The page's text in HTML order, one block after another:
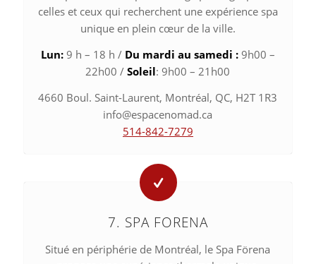
celles et ceux qui recherchent une expérience spa
unique en plein cœur de la ville.
Lun:9 h – 18 h / Du mardi au samedi :9h00 –
22h00 /Soleil: 9h00 – 21h00
4660 Boul. Saint-Laurent, Montréal, QC, H2T 1R3
info@espacenomad.ca
514-842-7279
7. SPA FORENA
Situé en périphérie de Montréal, le Spa Förena